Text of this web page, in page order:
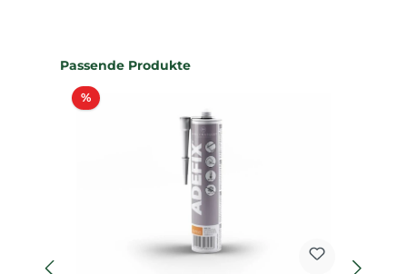
Produktgalerie überspringen
Passende Produkte
%Rabatt